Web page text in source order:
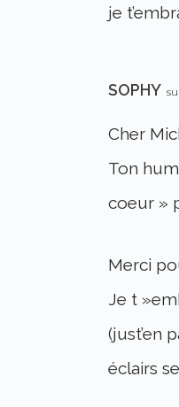
je
SOPHY
Cher
Ton
coeur »
Merci
Je t
(just’en
éclairs